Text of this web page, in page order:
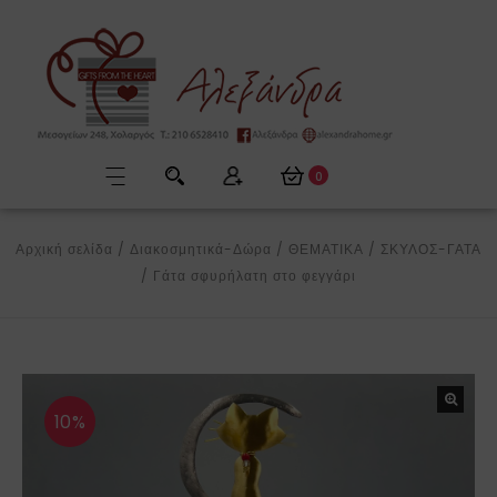
0
Αρχική σελίδα / Διακοσμητικά-Δώρα / ΘΕΜΑΤΙΚΑ / ΣΚΥΛΟΣ-ΓΑΤΑ
/ Γάτα σφυρήλατη στο φεγγάρι
10%